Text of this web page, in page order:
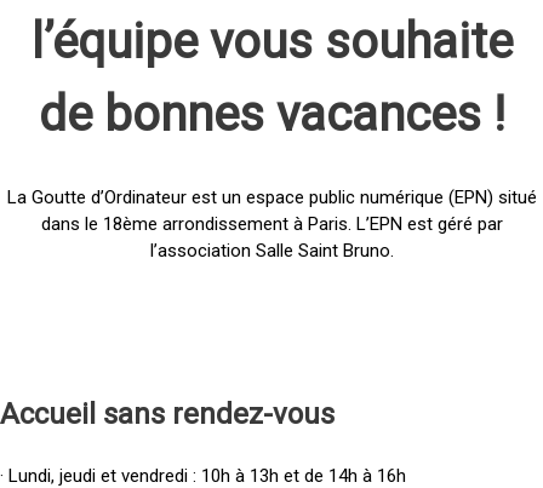
l’équipe vous souhaite
de bonnes vacances !
La Goutte d’Ordinateur est un espace public numérique (EPN) situé
dans le 18ème arrondissement à Paris. L’EPN est géré par
l’association Salle Saint Bruno.
Accueil sans rendez-vous
· Lundi, jeudi et vendredi : 10h à 13h et de 14h à 16h